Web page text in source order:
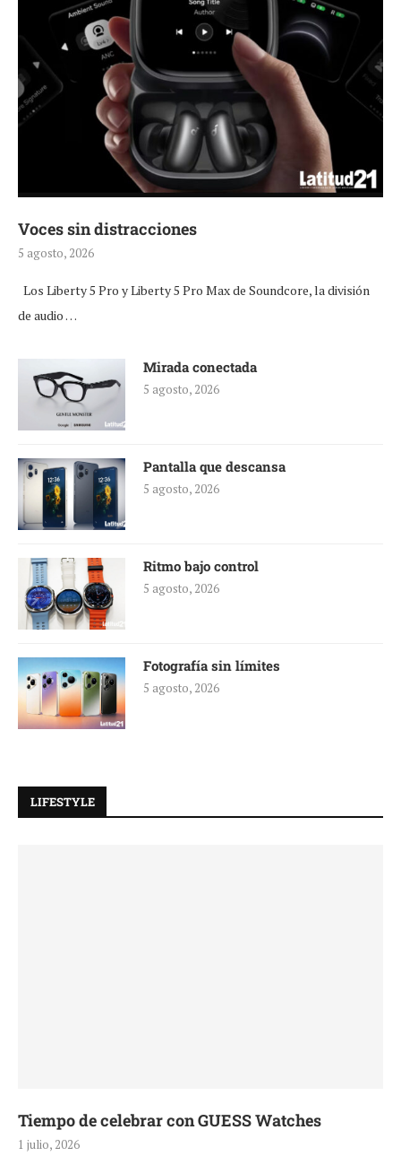
Voces sin distracciones
5 agosto, 2026
Los Liberty 5 Pro y Liberty 5 Pro Max de Soundcore, la división
de audio …
Mirada conectada
5 agosto, 2026
Pantalla que descansa
5 agosto, 2026
Ritmo bajo control
5 agosto, 2026
Fotografía sin límites
5 agosto, 2026
LIFESTYLE
Tiempo de celebrar con GUESS Watches
1 julio, 2026